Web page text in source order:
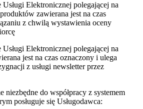
Elektronicznej polegającej na
zawierana jest na czas
z chwilą wystawienia oceny
Elektronicznej polegającej na
jest na czas oznaczony i ulega
z usługi newsletter przez
niezbędne do współpracy z systemem
posługuje się Usługodawca: